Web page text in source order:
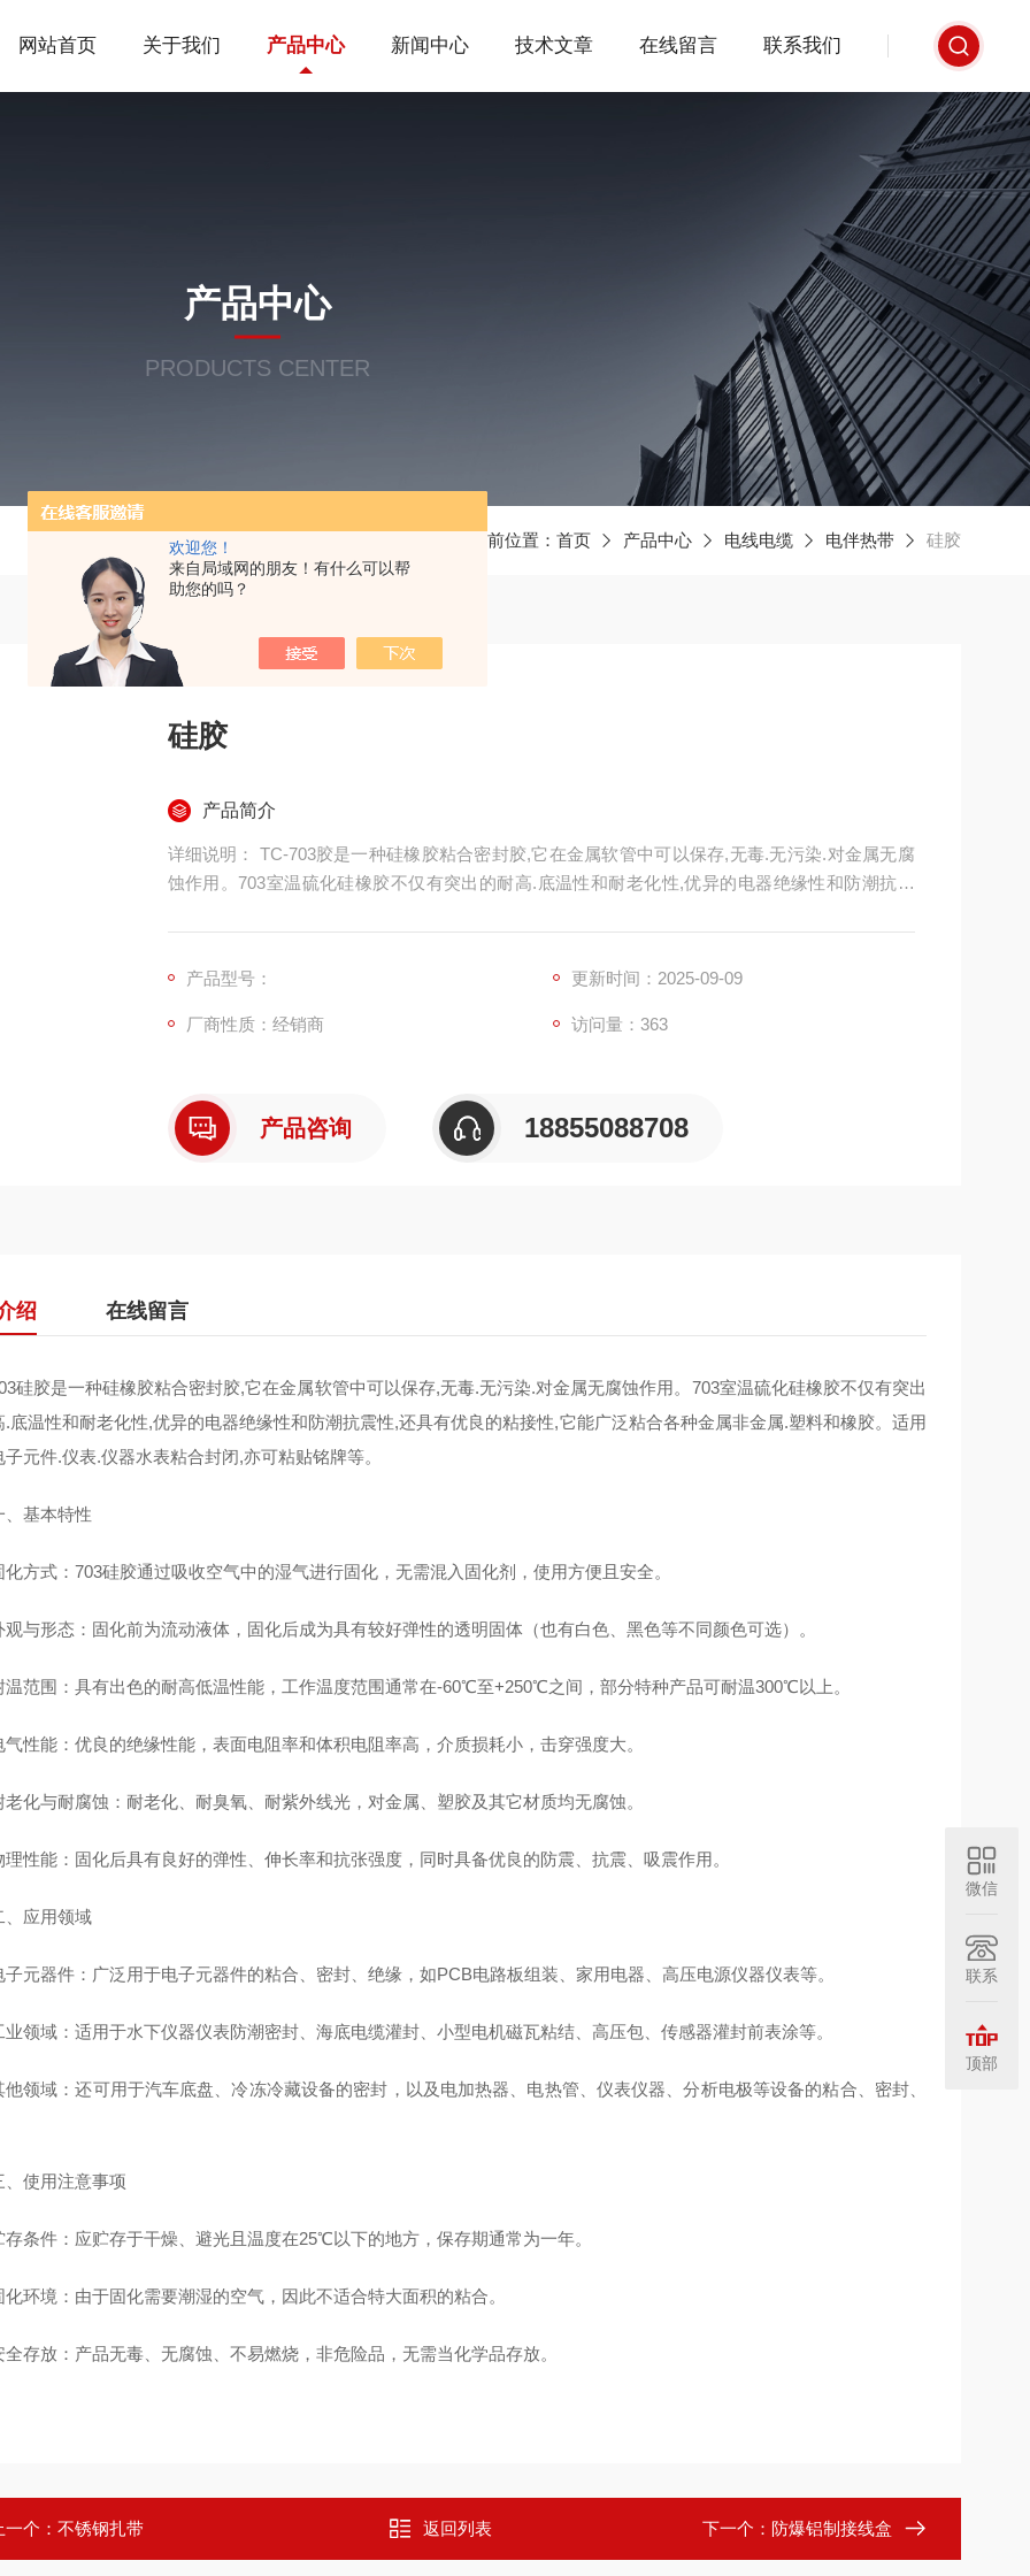
欢迎您！
来自局域网的朋友！有什么可以帮
助您的吗？
网站首页 关于我们 产品中心 新闻中心 技术文章 在线留言 联系我们
产品中心
PRODUCTS CENTER
当前位置： 首页 产品中心 电线电缆 电伴热带 硅胶
硅胶
产品简介
详细说明： TC-703胶是一种硅橡胶粘合密封胶,它在金属软管中可以保存,无毒.无污染.对金属无腐
蚀作用。703室温硫化硅橡胶不仅有突出的耐高.底温性和耐老化性,优异的电器绝缘性和防潮抗震
产品型号：
更新时间：2025-09-09
厂商性质：经销商 访问量：363
产品咨询 18855088708
绍 在线留言
是一种硅橡胶粘合密封胶,它在金属软管中可以保存,无毒.无污染.对金属无腐蚀作用。703室温硫化硅橡胶不仅有突出
.底温性和耐老化性,优异的电器绝缘性和防潮抗震性,还具有优良的粘接性,它能广泛粘合各种金属非金属.塑料和橡胶。适用
子元件.仪表.仪器水表粘合封闭,亦可粘贴铭牌等。
本特性
式：703硅胶通过吸收空气中的湿气进行固化，无需混入固化剂，使用方便且安全。
形态：固化前为流动液体，固化后成为具有较好弹性的透明固体（也有白色、黑色等不同颜色可选）。
围：具有出色的耐高低温性能，工作温度范围通常在-60℃至+250℃之间，部分特种产品可耐温300℃以上。
能：优良的绝缘性能，表面电阻率和体积电阻率高，介质损耗小，击穿强度大。
与耐腐蚀：耐老化、耐臭氧、耐紫外线光，对金属、塑胶及其它材质均无腐蚀。
能：固化后具有良好的弹性、伸长率和抗张强度，同时具备优良的防震、抗震、吸震作用。
用领域
器件：广泛用于电子元器件的粘合、密封、绝缘，如PCB电路板组装、家用电器、高压电源仪器仪表等。
域：适用于水下仪器仪表防潮密封、海底电缆灌封、小型电机磁瓦粘结、高压包、传感器灌封前表涂等。
域：还可用于汽车底盘、冷冻冷藏设备的密封，以及电加热器、电热管、仪表仪器、分析电极等设备的粘合、密封、
用注意事项
件：应贮存于干燥、避光且温度在25℃以下的地方，保存期通常为一年。
境：由于固化需要潮湿的空气，因此不适合特大面积的粘合。
放：产品无毒、无腐蚀、不易燃烧，非危险品，无需当化学品存放。
一个： 不锈钢扎带 返回列表 下一个： 防爆铝制接线盒
微信
联系
顶部